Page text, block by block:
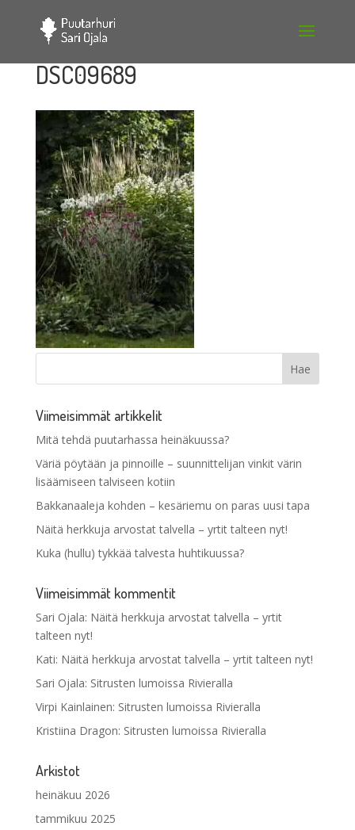
DSC09689
Viimeisimmät artikkelit
Mitä tehdä puutarhassa heinäkuussa?
Väriä pöytään ja pinnoille – suunnittelijan vinkit värin
lisäämiseen talviseen kotiin
Bakkanaaleja kohden – kesäriemu on paras uusi tapa
Näitä herkkuja arvostat talvella – yrtit talteen nyt!
Kuka (hullu) tykkää talvesta huhtikuussa?
Viimeisimmät kommentit
Sari Ojala: Näitä herkkuja arvostat talvella – yrtit
talteen nyt!
Kati: Näitä herkkuja arvostat talvella – yrtit talteen nyt!
Sari Ojala: Sitrusten lumoissa Rivieralla
Virpi Kainlainen: Sitrusten lumoissa Rivieralla
Kristiina Dragon: Sitrusten lumoissa Rivieralla
Arkistot
heinäkuu 2026
tammikuu 2025